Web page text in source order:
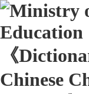
Display Mode